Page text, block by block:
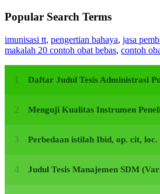
Popular Search Terms
imunisasi tt, pengertian bahaya, jasa
makalah 20 contoh obat bebas, contoh
Daftar Judul Tesis Administrasi
Menguji Kualitas Instrumen
Perbedaan istilah Ibid, op. cit,
Judul Tesis Manajemen SDM